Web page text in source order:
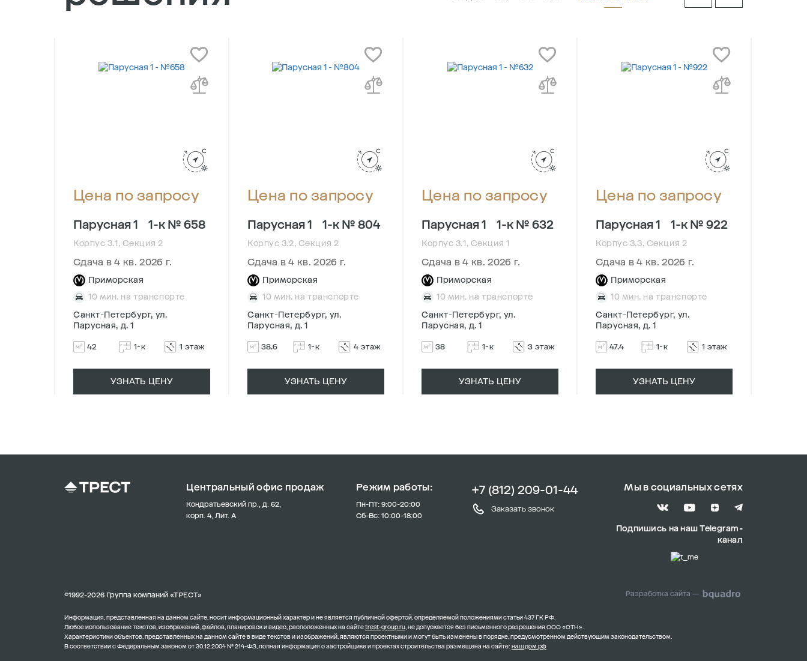
Цена по запросу
Парусная 1 1-к № 658
Корпус 3.1, Секция 2
Сдача в 4 кв. 2026 г.
Приморская
10 мин. на транспорте
Санкт-Петербург, ул.
Парусная, д. 1
42 1-к 1 этаж
УЗНАТЬ ЦЕНУ
Цена по запросу
Парусная 1 1-к № 804
Корпус 3.2, Секция 2
Сдача в 4 кв. 2026 г.
Приморская
10 мин. на транспорте
Санкт-Петербург, ул.
Парусная, д. 1
38.6 1-к 4 этаж
УЗНАТЬ ЦЕНУ
Цена по запросу
Парусная 1 1-к № 632
Корпус 3.1, Секция 1
Сдача в 4 кв. 2026 г.
Приморская
10 мин. на транспорте
Санкт-Петербург, ул.
Парусная, д. 1
38 1-к 3 этаж
УЗНАТЬ ЦЕНУ
Цена по запросу
Парусная 1 1-к № 922
Корпус 3.3, Секция 2
Сдача в 4 кв. 2026 г.
Приморская
10 мин. на транспорте
Санкт-Петербург, ул.
Парусная, д. 1
47.4 1-к 1 этаж
УЗНАТЬ ЦЕНУ
Центральный офис продаж
Кондратьевский пр., д. 62,
корп. 4, Лит. А
Режим работы:
Пн-Пт: 9:00-20:00
Сб-Вс: 10:00-18:00
+7 (812) 209-01-44
Заказать звонок
Мы в социальных сетях
Подпишись на наш Telegram-
канал
©1992-2026 Группа компаний «ТРЕСТ» Разработка сайта —
Информация, представленная на данном сайте, носит информационный характер и не является публичной офертой, определяемой положениями статьи 437 ГК РФ.
Любое использование текстов, изображений, файлов, планировок и видео, расположенных на сайтеtrest-group.ru, не допускается без письменного разрешения ООО «СТН».
Характеристики объектов, представленных на данном сайте в виде текстов и изображений, являются проектными и могут быть изменены в порядке, предусмотренном действующим законодательством.
В соответствии с Федеральным законом от 30.12.2004 № 214-ФЗ, полная информация о застройщике и проектах строительства размещена на сайте: наш.дом.рф